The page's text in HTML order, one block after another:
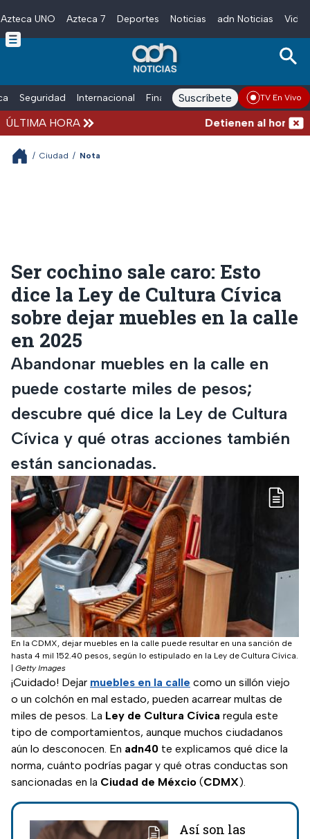
Skip to main content
Azteca UNO Azteca 7 Deportes Noticias adn Noticias
Seguridad Internacional Finanzas adn Noticias Radio
Suscríbete TV En Vivo
ÚLTIMA HORA Detienen al hombre
/ Ciudad / Nota
Ser cochino sale caro: Esto
dice la Ley de Cultura Cívica
sobre dejar muebles en la calle
en 2025
Abandonar muebles en la calle en
puede costarte miles de pesos;
descubre qué dice la Ley de Cultura
Cívica y qué otras acciones también
están sancionadas.
En la CDMX, dejar muebles en la calle puede resultar en una sanción de
hasta 4 mil 152.40 pesos, según lo estipulado en la Ley de Cultura Cívica.
Getty Images
¡Cuidado! Dejar muebles en la calle como un sillón viejo
o un colchón en mal estado, pueden acarrear multas de
miles de pesos. La Ley de Cultura Cívica regula este
tipo de comportamientos, aunque muchos ciudadanos
aún lo desconocen. En adn40 te explicamos qué dice la
norma, cuánto podrías pagar y qué otras conductas son
sancionadas en la Ciudad de Méxcio (CDMX).
Así son las